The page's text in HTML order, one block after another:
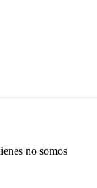
no somos